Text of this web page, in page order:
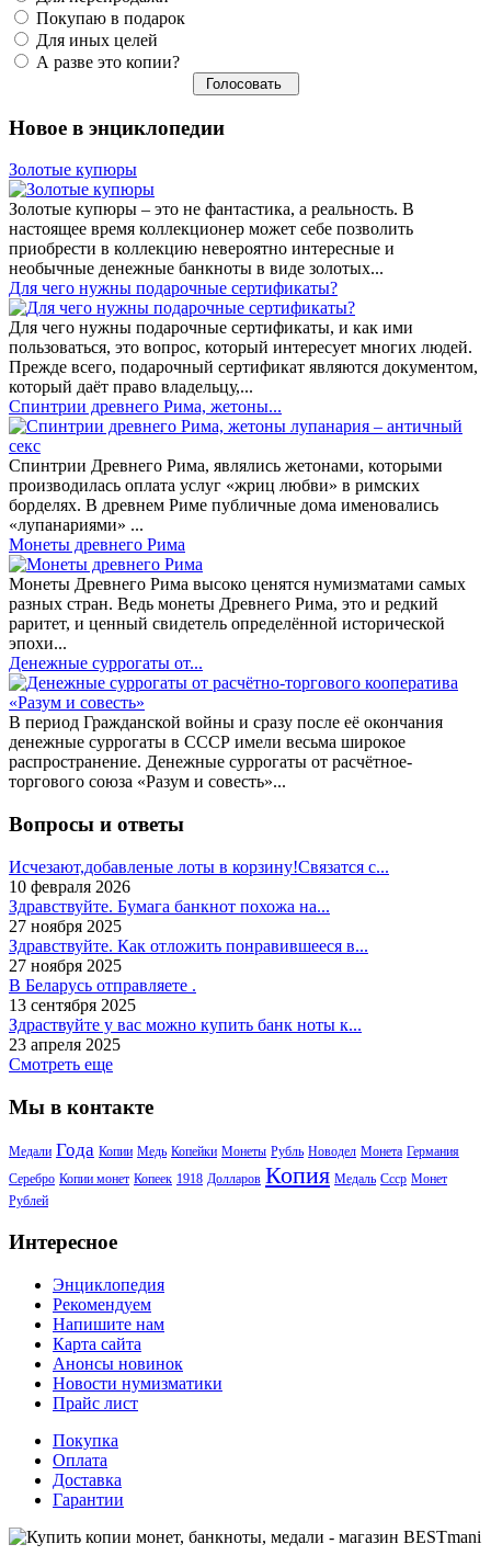
Покупаю в подарок
Для иных целей
А разве это копии?
Новое в энциклопедии
Золотые купюры
Золотые купюры – это не фантастика, а реальность. В
настоящее время коллекционер может себе позволить
приобрести в коллекцию невероятно интересные и
необычные денежные банкноты в виде золотых...
​Для чего нужны подарочные сертификаты?
Для чего нужны подарочные сертификаты, и как ими
пользоваться, это вопрос, который интересует многих людей.
Прежде всего, подарочный сертификат являются документом,
который даёт право владельцу,...
Спинтрии древнего Рима, жетоны...
Спинтрии Древнего Рима, являлись жетонами, которыми
производилась оплата услуг «жриц любви» в римских
борделях. В древнем Риме публичные дома именовались
«лупанариями» ...
Монеты древнего Рима
Монеты Древнего Рима высоко ценятся нумизматами самых
разных стран. Ведь монеты Древнего Рима, это и редкий
раритет, и ценный свидетель определённой исторической
эпохи...
Денежные суррогаты от...
В период Гражданской войны и сразу после её окончания
денежные суррогаты в СССР имели весьма широкое
распространение. Денежные суррогаты от расчётное-
торгового союза «Разум и совесть»...
Вопросы и ответы
Исчезают,добавленые лоты в корзину!Связатся с...
10 февраля 2026
Здравствуйте. Бумага банкнот похожа на...
27 ноября 2025
Здравствуйте. Как отложить понравившееся в...
27 ноября 2025
В Беларусь отправляете .
13 сентября 2025
Здраствуйте у вас можно купить банк ноты к...
23 апреля 2025
Смотреть еще
Мы в контакте
Медали Года Копии Медь Копейки Монеты Рубль Новодел Монета Германия
Серебро Копии монет Копеек 1918 Долларов Копия Медаль Ссср Монет
Рублей
Интересное
Энциклопедия
Рекомендуем
Напишите нам
Карта сайта
Анонсы новинок
Новости нумизматики
Прайс лист
Покупка
Оплата
Доставка
Гарантии